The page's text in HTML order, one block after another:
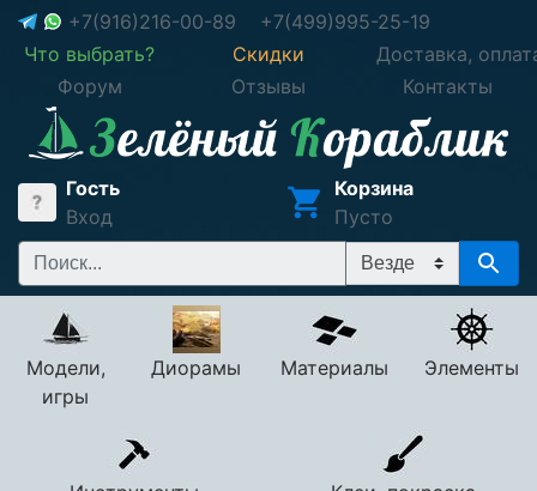
+7(916)216-00-89
+7(499)995-25-19
Что выбрать?
Скидки
Доставка,
Форум
Отзывы Контакты
Гость
Вход
Корзина
Пусто
Модели,
игры
Диорамы Материалы Элементы